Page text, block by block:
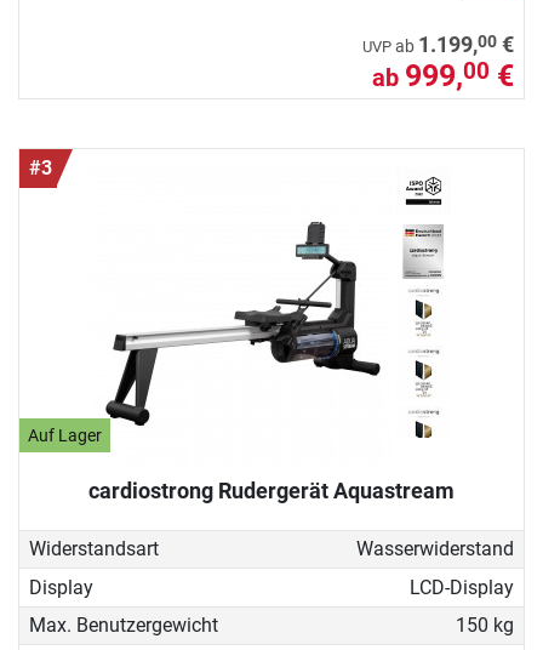
UVP ab 1.199,00 €
ab 999,00 €
#3
Auf Lager
cardiostrong Rudergerät Aquastream
Widerstandsart
Wasserwiderstand
Display
LCD-Display
Max. Benutzergewicht
150 kg